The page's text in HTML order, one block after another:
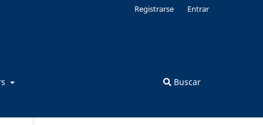
Buscar
Registrarse Entrar